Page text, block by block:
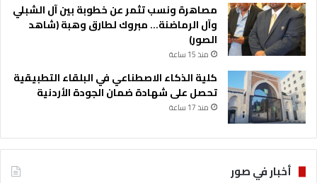
مصاهرة ونسب تثمر عن خطوبة بين آل الشبلي
وآل الرماضنة… مبروك لطارق وهبة (شاهد
الصور)
منذ 15 ساعة
كلية الذكاء الاصطناعي في البلقاء التطبيقية
تحصل على شهادة ضمان الجودة الأردنية
منذ 17 ساعة
أخبار في صور